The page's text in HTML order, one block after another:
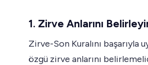
1. Zirve Anlarını
Zirve-Son Kuralını
özgü zirve anlarını